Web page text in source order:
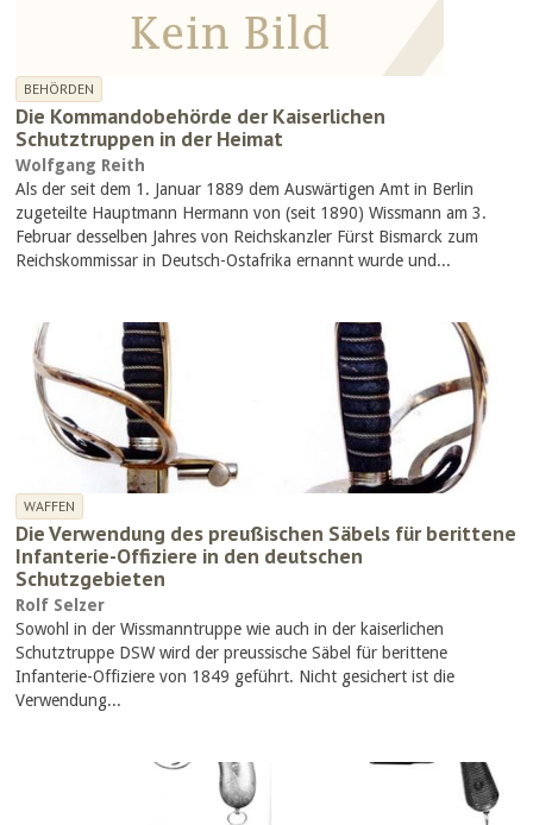
BEHÖRDEN
Die Kommandobehörde der Kaiserlichen
Schutztruppen in der Heimat
Wolfgang Reith
Als der seit dem 1. Januar 1889 dem Auswärtigen Amt in Berlin
zugeteilte Hauptmann Hermann von (seit 1890) Wissmann am 3.
Februar desselben Jahres von Reichskanzler Fürst Bismarck zum
Reichskommissar in Deutsch-Ostafrika ernannt wurde und...
WAFFEN
Die Verwendung des preußischen Säbels für berittene
Infanterie-Offiziere in den deutschen
Schutzgebieten
Rolf Selzer
Sowohl in der Wissmanntruppe wie auch in der kaiserlichen
Schutztruppe DSW wird der preussische Säbel für berittene
Infanterie-Offiziere von 1849 geführt. Nicht gesichert ist die
Verwendung...